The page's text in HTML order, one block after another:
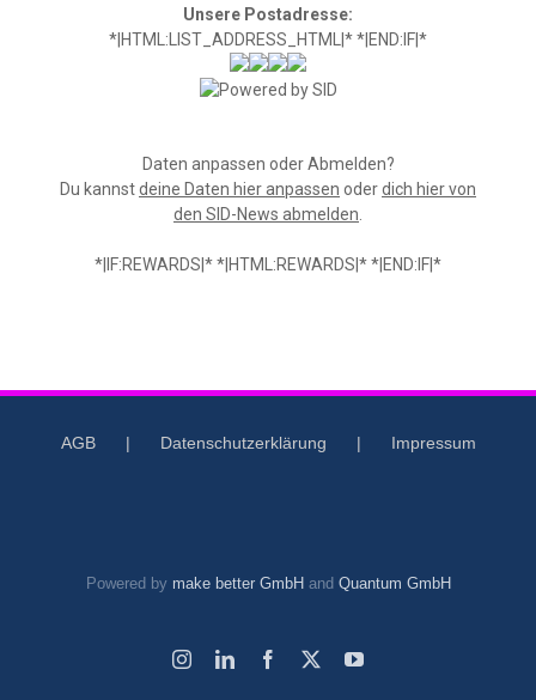
Unsere Postadresse:
*|HTML:LIST_ADDRESS_HTML|* *|END:IF|*
Daten anpassen oder Abmelden?
Du kannstdeine Daten hier anpassen oderdich hier von
den SID-News abmelden
*|IF:REWARDS|* *|HTML:REWARDS|* *|END:IF|*
AGB Datenschutzerklärung Impressum
Powered by make better GmbH and Quantum GmbH
InstagramLinkedInFacebook YouTube